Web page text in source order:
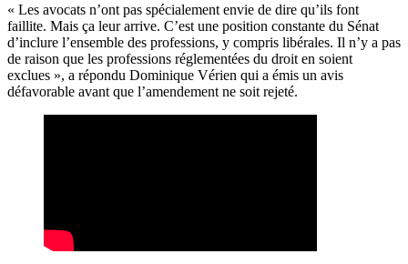
« Les avocats n’ont pas spécialement envie de dire qu’ils font
faillite. Mais ça leur arrive. C’est une position constante du Sénat
d’inclure l’ensemble des professions, y compris libérales. Il n’y a pas
de raison que les professions réglementées du droit en soient
exclues », a répondu Dominique Vérien qui a émis un avis
défavorable avant que l’amendement ne soit rejeté.